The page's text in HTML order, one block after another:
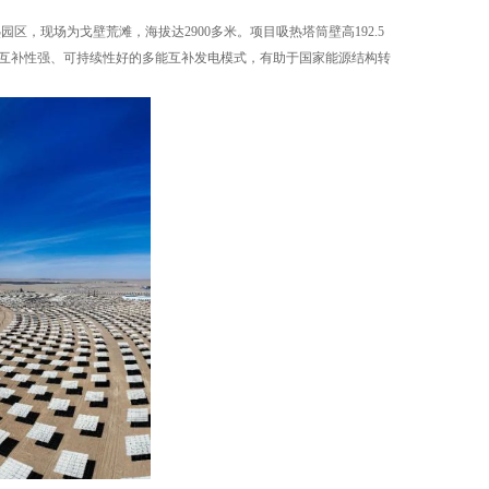
，现场为戈壁荒滩，海拔达2900多米。项目吸热塔筒壁高192.5
补性强、可持续性好的多能互补发电模式，有助于国家能源结构转